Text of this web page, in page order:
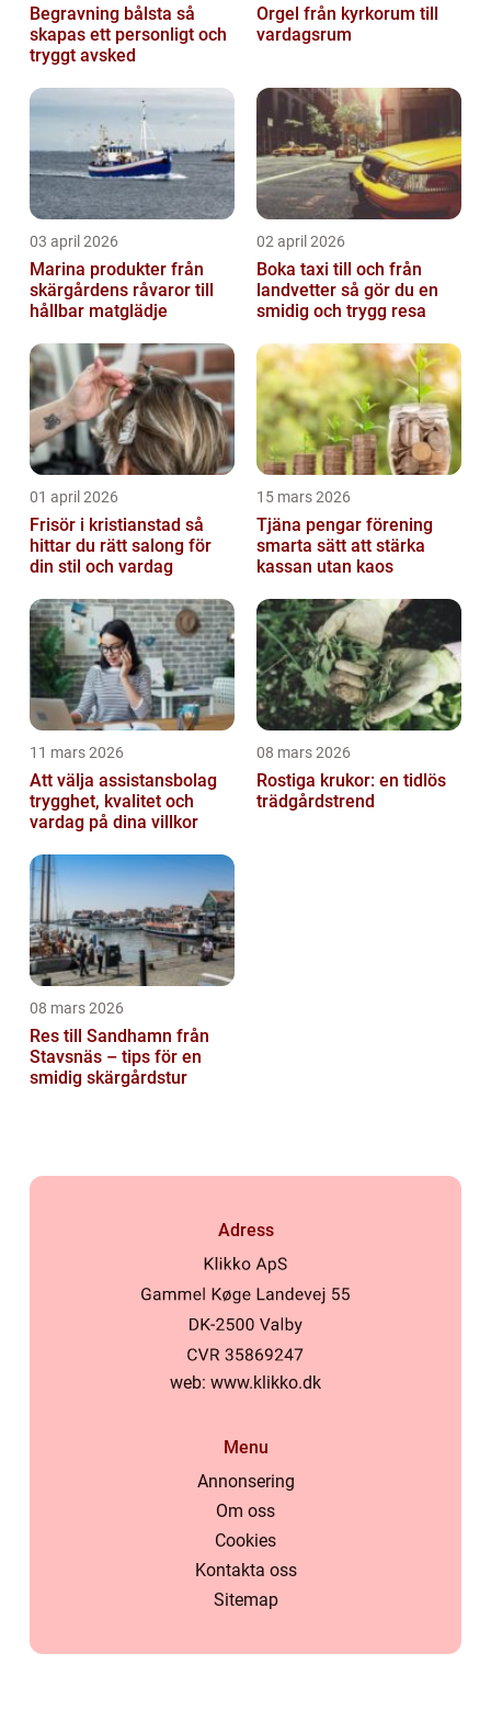
Begravning bålsta så
skapas ett personligt och
tryggt avsked
Orgel från kyrkorum till
vardagsrum
03 april 2026
Marina produkter från
skärgårdens råvaror till
hållbar matglädje
02 april 2026
Boka taxi till och från
landvetter så gör du en
smidig och trygg resa
01 april 2026
Frisör i kristianstad så
hittar du rätt salong för
din stil och vardag
15 mars 2026
Tjäna pengar förening
smarta sätt att stärka
kassan utan kaos
11 mars 2026
Att välja assistansbolag
trygghet, kvalitet och
vardag på dina villkor
08 mars 2026
Rostiga krukor: en tidlös
trädgårdstrend
08 mars 2026
Res till Sandhamn från
Stavsnäs – tips för en
smidig skärgårdstur
Adress
web: www.klikko.dk
Menu
Annonsering
Om oss
Cookies
Kontakta oss
Sitemap